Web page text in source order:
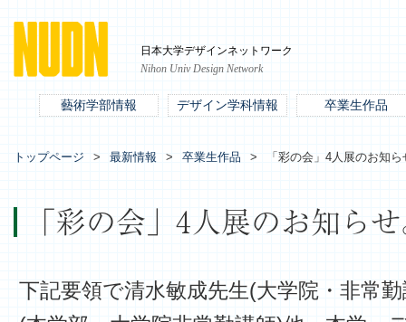
日本大学デザインネットワーク
Nihon Univ Design Network
藝術学部情報 デザイン学科情報 卒業生作品
トップページ 最新情報 卒業生作品 「彩の会」4人展のお知ら
「彩の会」4人展のお知ら
下記要領で清水敏成先生(大学院・非常